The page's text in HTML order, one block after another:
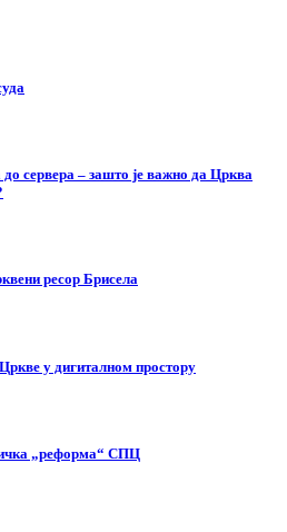
сервера – зашто је важно да Црква
ресор Брисела
у дигиталном простору
„реформа“ СПЦ